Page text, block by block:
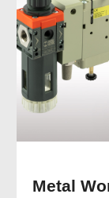
Metal